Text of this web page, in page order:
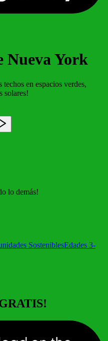
Nueva York
techos en espacios verdes,
solares!
lo demás!
SosteniblesEdades 3-